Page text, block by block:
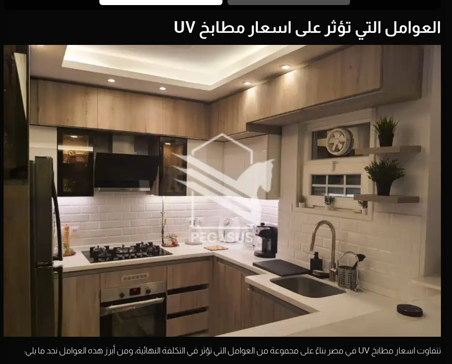
العوامل التي تؤثر على اسعار مطابخ UV
تتفاوت اسعار مطابخ UV في مصر بناءً على مجموعة من العوامل التي تؤثر في التكلفة النهائية، ومن أبرز هذه العوامل نجد ما يلي: